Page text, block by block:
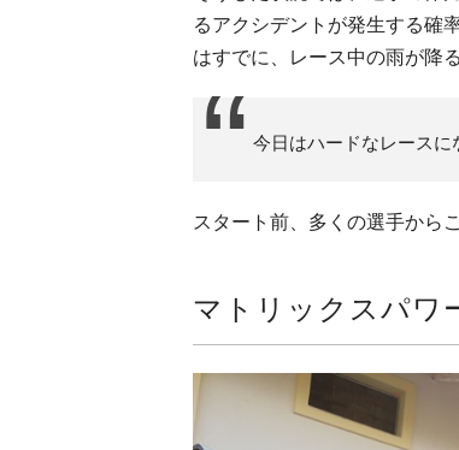
るアクシデントが発生する確
はすでに、レース中の雨が降
今日はハードなレースに
スタート前、多くの選手から
マトリックスパワ